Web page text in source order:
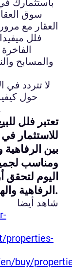
باستثمارك
سوق
العقار مع
فلل
والمسابح
لا تتردد في
حول
وكيفية
تعتبر فلل
للاستثمار
بين
ومناسب
اليوم لتحقق
الرفاهية والهدوء في ميفيدا.
شاهد أيضا
properties-
buy/